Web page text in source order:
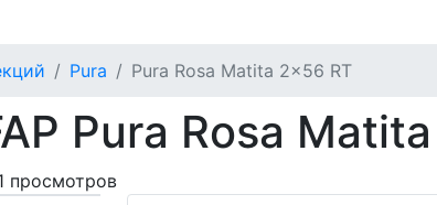
Pura Pura Rosa Matita 2x56 RT
Pura Rosa
просмотров